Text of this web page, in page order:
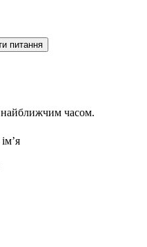
питання
найближчим часом.